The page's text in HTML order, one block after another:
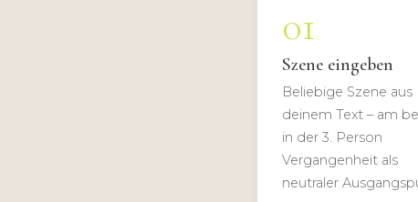
01
Szene eingeben
Beliebige Szene aus
deinem Text – am
in der 3. Person
Vergangenheit als
neutraler